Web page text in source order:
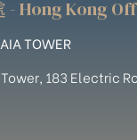
- Hong Kong
TOWER
183 Electric